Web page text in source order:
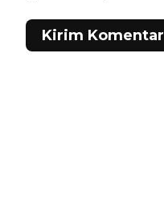
Kirim Komentar